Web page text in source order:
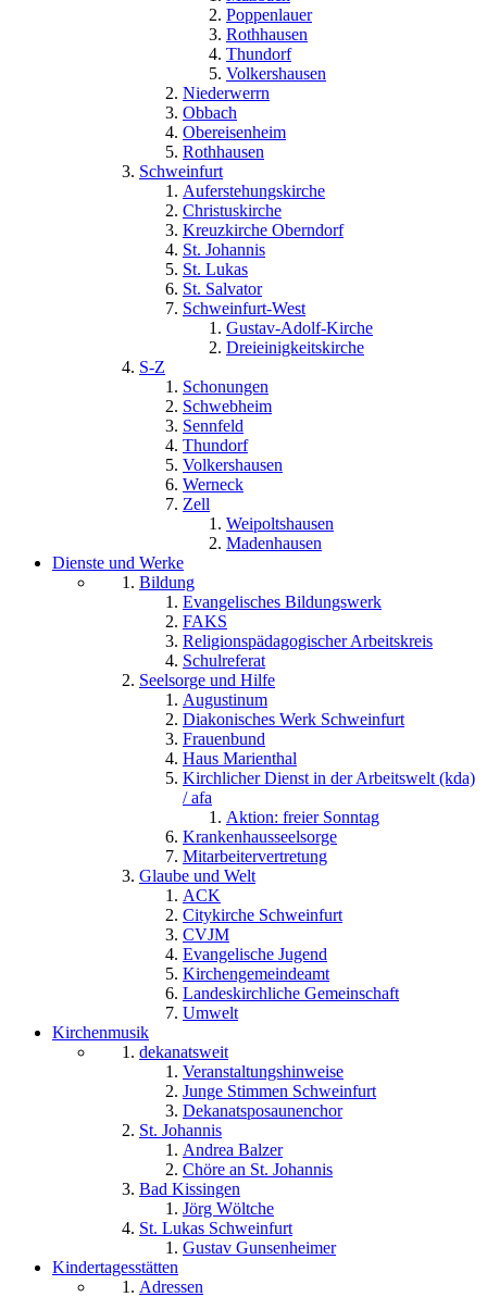
Poppenlauer
Rothhausen
Thundorf
Volkershausen
Niederwerrn
Obbach
Obereisenheim
Rothhausen
Schweinfurt
Auferstehungskirche
Christuskirche
Kreuzkirche Oberndorf
St. Johannis
St. Lukas
St. Salvator
Schweinfurt-West
Gustav-Adolf-Kirche
Dreieinigkeitskirche
S-Z
Schonungen
Schwebheim
Sennfeld
Thundorf
Volkershausen
Werneck
Zell
Weipoltshausen
Madenhausen
Dienste und Werke
Bildung
Evangelisches Bildungswerk
FAKS
Religionspädagogischer Arbeitskreis
Schulreferat
Seelsorge und Hilfe
Augustinum
Diakonisches Werk Schweinfurt
Frauenbund
Haus Marienthal
Kirchlicher Dienst in der Arbeitswelt (kda)
/ afa
Aktion: freier Sonntag
Krankenhausseelsorge
Mitarbeitervertretung
Glaube und Welt
ACK
Citykirche Schweinfurt
CVJM
Evangelische Jugend
Kirchengemeindeamt
Landeskirchliche Gemeinschaft
Umwelt
Kirchenmusik
dekanatsweit
Veranstaltungshinweise
Junge Stimmen Schweinfurt
Dekanatsposaunenchor
St. Johannis
Andrea Balzer
Chöre an St. Johannis
Bad Kissingen
Jörg Wöltche
St. Lukas Schweinfurt
Gustav Gunsenheimer
Kindertagesstätten
Adressen